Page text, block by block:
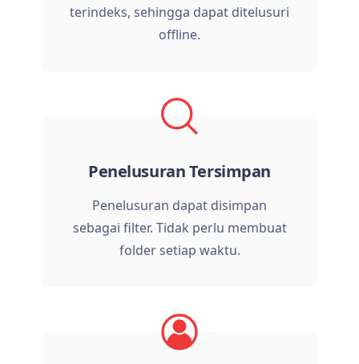
terindeks, sehingga dapat ditelusuri
offline.
Penelusuran Tersimpan
Penelusuran dapat disimpan
sebagai filter. Tidak perlu membuat
folder setiap waktu.